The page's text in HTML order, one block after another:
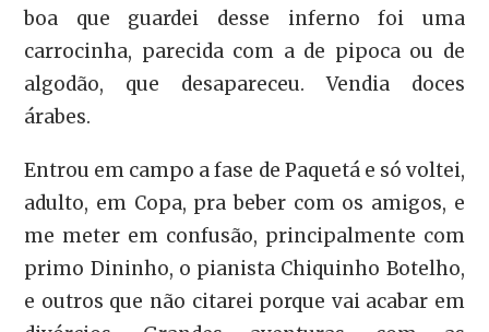
boa que guardei desse inferno foi uma
carrocinha, parecida com a de pipoca ou de
algodão, que desapareceu. Vendia doces
árabes.
Entrou em campo a fase de Paquetá e só voltei,
adulto, em Copa, pra beber com os amigos, e
me meter em confusão, principalmente com
primo Dininho, o pianista Chiquinho Botelho,
e outros que não citarei porque vai acabar em